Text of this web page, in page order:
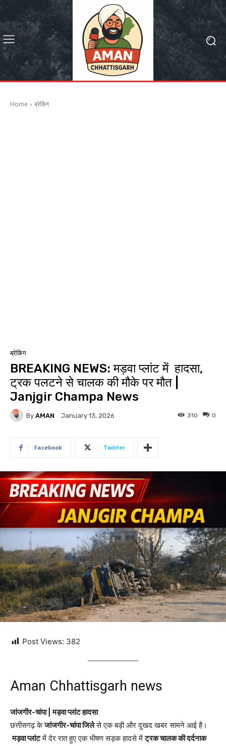
Home ब्रेकिंग
ब्रेकिंग
BREAKING NEWS: मड़वा प्लांट में हादसा,
ट्रक पलटने से चालक की मौके पर मौत |
Janjgir Champa News
By AMAN January 13, 2026 0
310
Facebook Twitter
Post Views: 382
Aman Chhattisgarh news
जांजगीर-चांपा | मड़वा प्लांट हादसा
छत्तीसगढ़ केजांजगीर-चांपा जिलेसे एक बड़ी और दुखद खबर सामने आई है।
मड़वा प्लांटमें देर रात हुए एक भीषण सड़क हादसे मेंट्रक चालक की दर्दनाक